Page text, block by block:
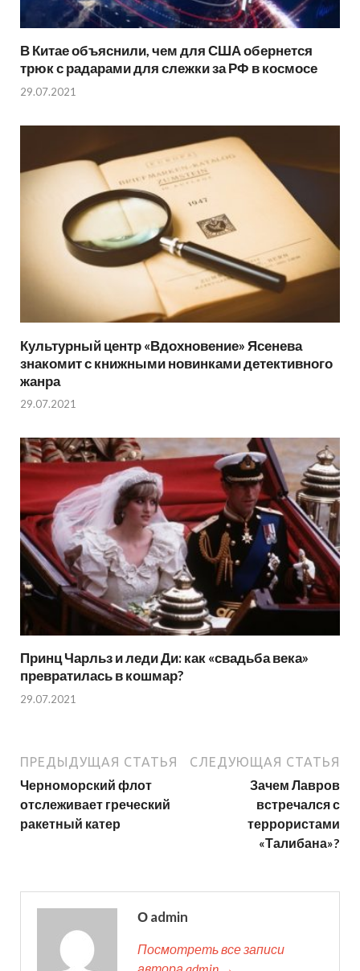
В Китае объяснили, чем для США обернется
трюк с радарами для слежки за РФ в космосе
29.07.2021
Культурный центр «Вдохновение» Ясенева
знакомит с книжными новинками детективного
жанра
29.07.2021
Принц Чарльз и леди Ди: как «свадьба века»
превратилась в кошмар?
29.07.2021
ПРЕДЫДУЩАЯ СТАТЬЯ
Черноморский флот
отслеживает греческий
ракетный катер
СЛЕДУЮЩАЯ СТАТЬЯ
Зачем Лавров
встречался с
террористами
«Талибана»?
О admin
Посмотреть все записи
автора admin →